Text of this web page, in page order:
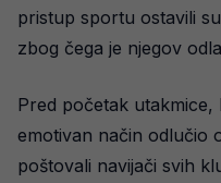
pristup sportu ostavili
zbog čega je njegov
Pred početak utakmice,
emotivan način odlučio
poštovali navijači svih